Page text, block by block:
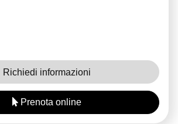
Richiedi informazioni
Prenota online